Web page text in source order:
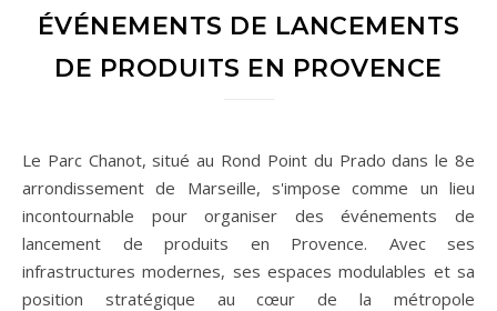
ÉVÉNEMENTS DE LANCEMENTS
DE PRODUITS EN PROVENCE
Le Parc Chanot, situé au Rond Point du Prado dans le 8e
arrondissement de Marseille, s'impose comme un lieu
incontournable pour organiser des événements de
lancement de produits en Provence. Avec ses
infrastructures modernes, ses espaces modulables et sa
position stratégique au cœur de la métropole